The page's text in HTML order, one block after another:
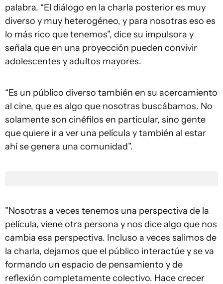
palabra. “El diálogo en la charla posterior es muy
diverso y muy heterogéneo, y para nosotras eso es
lo más rico que tenemos”, dice su impulsora y
señala que en una proyección pueden convivir
adolescentes y adultos mayores.
“Es un público diverso también en su acercamiento
al cine, que es algo que nosotras buscábamos. No
solamente son cinéfilos en particular, sino gente
que quiere ir a ver una película y también al estar
ahí se genera una comunidad”.
"Nosotras a veces tenemos una perspectiva de la
película, viene otra persona y nos dice algo que nos
cambia esa perspectiva. Incluso a veces salimos de
la charla, dejamos que el público interactúe y se va
formando un espacio de pensamiento y de
reflexión completamente colectivo. Hace crecer